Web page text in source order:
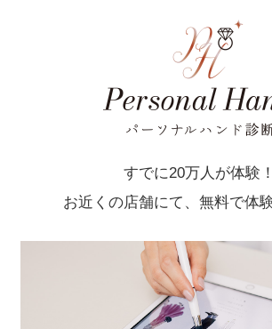
すでに20万人が体験！
お近くの店舗にて、無料で体